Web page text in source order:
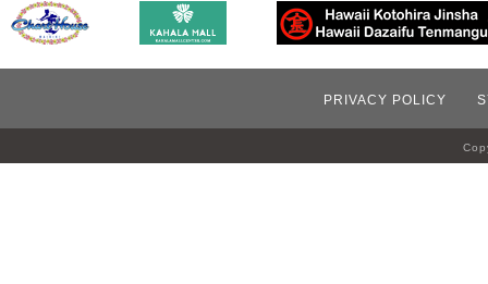
PRIVACY POLICY